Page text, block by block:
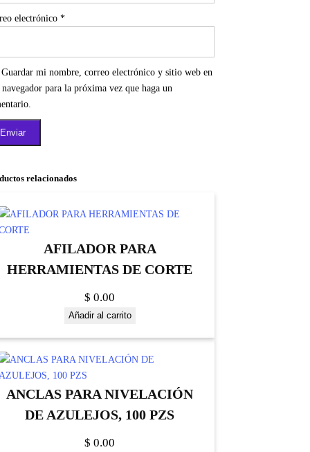
electrónico *
Guardar mi nombre, correo electrónico y sitio web en
navegador para la próxima vez que haga un
relacionados
AFILADOR PARA
HERRAMIENTAS DE CORTE
$ 0.00
Añadir al carrito
ANCLAS PARA NIVELACIÓN
DE AZULEJOS, 100 PZS
$ 0.00